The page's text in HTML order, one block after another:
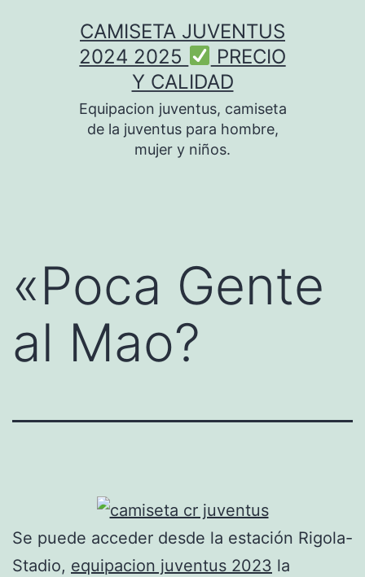
CAMISETA JUVENTUS
2024 2025
PRECIO
Y CALIDAD
Equipacion juventus, camiseta
de la juventus para hombre,
mujer y niños.
«Poca Gente
al Mao?
Se puede acceder desde la estación Rigola-
Stadio, equipacion juventus 2023 la